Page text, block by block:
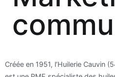
Créée en 1951, l’Huilerie Cauvin